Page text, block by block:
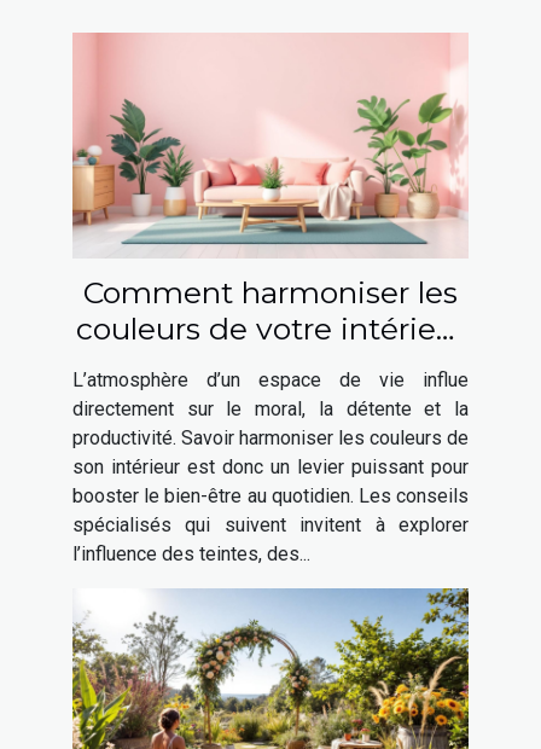
Comment harmoniser les
couleurs de votre intérieur
pour booster votre bien-
être ?
L’atmosphère d’un espace de vie influe
directement sur le moral, la détente et la
productivité. Savoir harmoniser les couleurs de
son intérieur est donc un levier puissant pour
booster le bien-être au quotidien. Les conseils
spécialisés qui suivent invitent à explorer
l’influence des teintes, des...